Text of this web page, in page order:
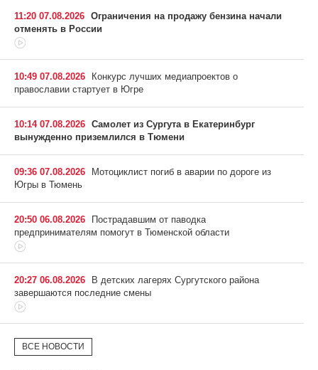
11:20 07.08.2026 Ограничения на продажу бензина начали
отменять в России
10:49 07.08.2026
Конкурс лучших медиапроектов о
православии стартует в Югре
10:14 07.08.2026 Самолет из Сургута в Екатеринбург
вынужденно приземлился в Тюмени
09:36 07.08.2026
Мотоциклист погиб в аварии по дороге из
Югры в Тюмень
20:50 06.08.2026
Пострадавшим от паводка
предпринимателям помогут в Тюменской области
20:27 06.08.2026
В детских лагерях Сургутского района
завершаются последние смены
ВСЕ НОВОСТИ